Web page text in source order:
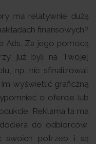
ma relatywnie dużą
finansowych?
Ads. Za jego pomocą
już byli na Twojej
np. nie sfinalizowali
wyświetlić graficzną
o ofercie lub
Reklama ta ma
do odbiorców,
swoich potrzeb i są